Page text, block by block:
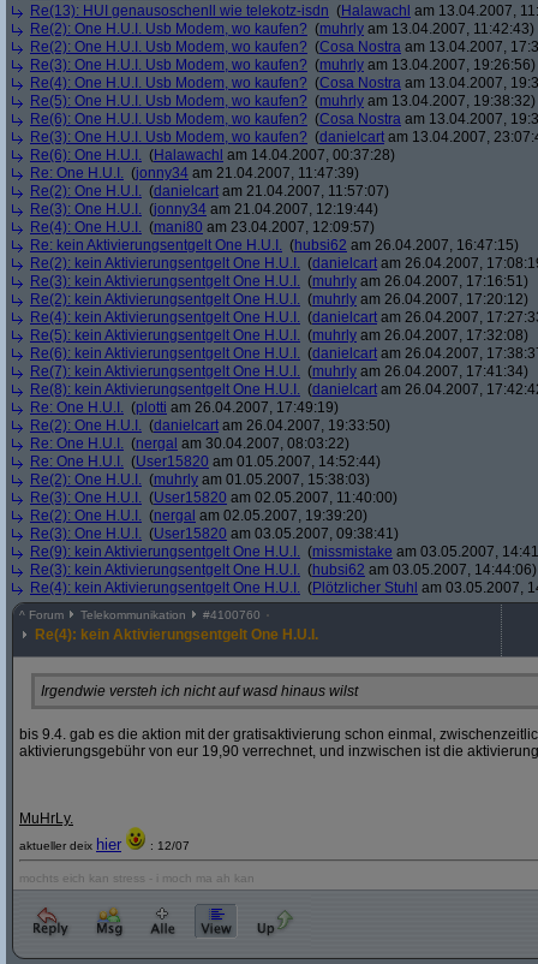
Re(13): HUI genausoschenll wie telekotz-isdn (Halawachl am 13.04.2007,
Re(2): One H.U.I. Usb Modem, wo kaufen? (muhrly am 13.04.2007, 11:42:43)
Re(2): One H.U.I. Usb Modem, wo kaufen? (Cosa Nostra am 13.04.2007,
Re(3): One H.U.I. Usb Modem, wo kaufen? (muhrly am 13.04.2007, 19:26:56)
Re(4): One H.U.I. Usb Modem, wo kaufen? (Cosa Nostra am 13.04.2007,
Re(5): One H.U.I. Usb Modem, wo kaufen? (muhrly am 13.04.2007, 19:38:32)
Re(6): One H.U.I. Usb Modem, wo kaufen? (Cosa Nostra am 13.04.2007,
Re(3): One H.U.I. Usb Modem, wo kaufen? (danielcart am 13.04.2007,
Re(6): One H.U.I. (Halawachl am 14.04.2007, 00:37:28)
Re: One H.U.I. (jonny34 am 21.04.2007, 11:47:39)
Re(2): One H.U.I. (danielcart am 21.04.2007, 11:57:07)
Re(3): One H.U.I. (jonny34 am 21.04.2007, 12:19:44)
Re(4): One H.U.I. (mani80 am 23.04.2007, 12:09:57)
Re: kein Aktivierungsentgelt One H.U.I. (hubsi62 am 26.04.2007, 16:47:15)
Re(2): kein Aktivierungsentgelt One H.U.I. (danielcart am 26.04.2007,
Re(3): kein Aktivierungsentgelt One H.U.I. (muhrly am 26.04.2007, 17:16:51)
Re(2): kein Aktivierungsentgelt One H.U.I. (muhrly am 26.04.2007, 17:20:12)
Re(4): kein Aktivierungsentgelt One H.U.I. (danielcart am 26.04.2007,
Re(5): kein Aktivierungsentgelt One H.U.I. (muhrly am 26.04.2007, 17:32:08)
Re(6): kein Aktivierungsentgelt One H.U.I. (danielcart am 26.04.2007,
Re(7): kein Aktivierungsentgelt One H.U.I. (muhrly am 26.04.2007, 17:41:34)
Re(8): kein Aktivierungsentgelt One H.U.I. (danielcart am 26.04.2007,
Re: One H.U.I. (plotti am 26.04.2007, 17:49:19)
Re(2): One H.U.I. (danielcart am 26.04.2007, 19:33:50)
Re: One H.U.I. (nergal am 30.04.2007, 08:03:22)
Re: One H.U.I. (User15820 am 01.05.2007, 14:52:44)
Re(2): One H.U.I. (muhrly am 01.05.2007, 15:38:03)
Re(3): One H.U.I. (User15820 am 02.05.2007, 11:40:00)
Re(2): One H.U.I. (nergal am 02.05.2007, 19:39:20)
Re(3): One H.U.I. (User15820 am 03.05.2007, 09:38:41)
Re(9): kein Aktivierungsentgelt One H.U.I. (missmistake am 03.05.2007,
Re(3): kein Aktivierungsentgelt One H.U.I. (hubsi62 am 03.05.2007, 14:44:06)
Re(4): kein Aktivierungsentgelt One H.U.I. (Plötzlicher Stuhl am 03.05.2007,
^ Forum Telekommunikation #4100760
Re(4): kein Aktivierungsentgelt One H.U.I.
Irgendwie versteh ich nicht auf wasd hinaus wilst
bis 9.4. gab es die aktion mit der gratisaktivierung schon einmal,
aktivierungsgebühr von eur 19,90 verrechnet, und inzwischen ist die
MuHrLy.
aktueller deix hier : 12/07
mochts eich kan stress - i moch ma ah kan